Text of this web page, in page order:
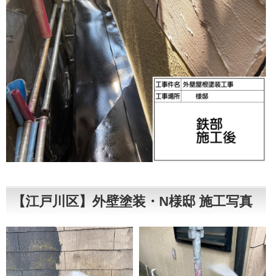
【江戸川区】外壁塗装・N様邸 施工写真